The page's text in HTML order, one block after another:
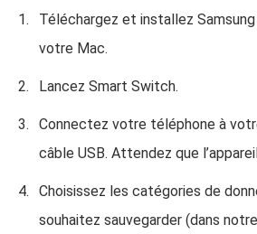
Téléchargez et installez
votre Mac.
Lancez Smart Switch.
Connectez votre téléphone à
câble USB. Attendez que
Choisissez les catégories de
souhaitez sauvegarder (dans